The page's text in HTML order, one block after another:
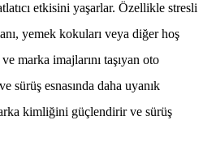
etkisini yaşarlar. Özellikle stresli
yemek kokuları veya diğer hoş
marka imajlarını taşıyan oto
esnasında daha uyanık
kimliğini güçlendirir ve sürüş